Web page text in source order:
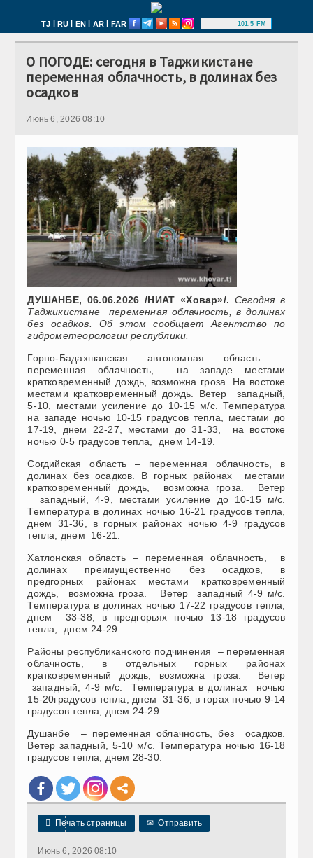
TJ | RU | EN | AR | FAR 101.5 FM
О ПОГОДЕ: сегодня в Таджикистане
переменная облачность, в долинах без
осадков
Июнь 6, 2026 08:10
ДУШАНБЕ, 06.06.2026 /НИАТ «Ховар»/. Сегодня в
Таджикистане переменная облачность, в долинах
без осадков. Об этом сообщает Агентство по
гидрометеорологии республики.
Горно-Бадахшанская автономная область –
переменная облачность, на западе местами
кратковременный дождь, возможна гроза. На востоке
местами кратковременный дождь. Ветер западный,
5-10, местами усиление до 10-15 м/с. Температура
на западе ночью 10-15 градусов тепла, местами до
17-19, днем 22-27, местами до 31-33, на востоке
ночью 0-5 градусов тепла, днем 14-19.
Согдийская область – переменная облачность, в
долинах без осадков. В горных районах местами
кратковременный дождь, возможна гроза. Ветер
западный, 4-9, местами усиление до 10-15 м/с.
Температура в долинах ночью 16-21 градусов тепла,
днем 31-36, в горных районах ночью 4-9 градусов
тепла, днем 16-21.
Хатлонская область – переменная облачность, в
долинах преимущественно без осадков, в
предгорных районах местами кратковременный
дождь, возможна гроза. Ветер западный 4-9 м/с.
Температура в долинах ночью 17-22 градусов тепла,
днем 33-38, в предгорьях ночью 13-18 градусов
тепла, днем 24-29.
Районы республиканского подчинения – переменная
облачность, в отдельных горных районах
кратковременный дождь, возможна гроза. Ветер
западный, 4-9 м/с. Температура в долинах ночью
15-20градусов тепла, днем 31-36, в горах ночью 9-14
градусов тепла, днем 24-29.
Душанбе – переменная облачность, без осадков.
Ветер западный, 5-10 м/с. Температура ночью 16-18
градусов тепла, днем 28-30.
 Печать страницы ✉ Отправить
Июнь 6, 2026 08:10